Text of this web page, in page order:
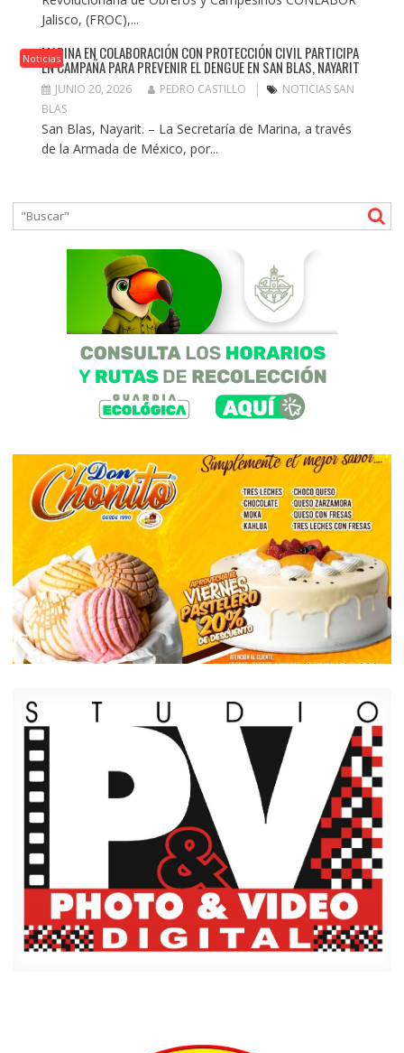
Jalisco, (FROC),...
NoticiasMARINA EN COLABORACIÓN CON PROTECCIÓN CIVIL PARTICIPA
EN CAMPAÑA PARA PREVENIR EL DENGUE EN SAN BLAS, NAYARIT
JUNIO 20, 2026 PEDRO CASTILLO
NOTICIAS SAN
BLAS
San Blas, Nayarit. – La Secretaría de Marina, a través
de la Armada de México, por...